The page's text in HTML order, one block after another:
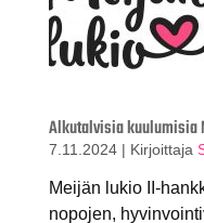
Alkutalvisia kuulumisia
7.11.2024 | Kirjoittaja
Meijän lukio II-
nopojen,